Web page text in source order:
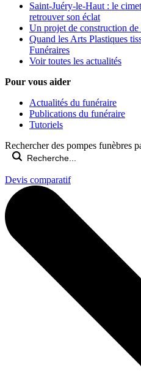
Saint-Juéry-le-Haut : le
retrouver son éclat
Un projet de construction
Quand les Arts Plastiques
Funéraires
Voir toutes les actualités
Pour vous aider
Actualités du funéraire
Publications du funéraire
Tutoriels
Rechercher des pompes funèbres
Devis comparatif